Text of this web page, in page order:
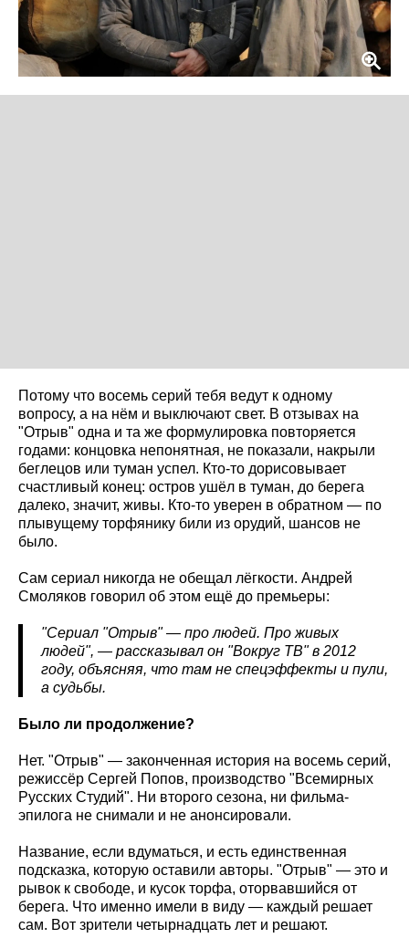
Потому что восемь серий тебя ведут к одному
вопросу, а на нём и выключают свет. В отзывах на
"Отрыв" одна и та же формулировка повторяется
годами: концовка непонятная, не показали, накрыли
беглецов или туман успел. Кто-то дорисовывает
счастливый конец: остров ушёл в туман, до берега
далеко, значит, живы. Кто-то уверен в обратном — по
плывущему торфянику били из орудий, шансов не
было.
Сам сериал никогда не обещал лёгкости. Андрей
Смоляков говорил об этом ещё до премьеры:
"Сериал "Отрыв" — про людей. Про живых
людей", — рассказывал он "Вокруг ТВ" в 2012
году, объясняя, что там не спецэффекты и пули,
а судьбы.
Было ли продолжение?
Нет. "Отрыв" — законченная история на восемь серий,
режиссёр Сергей Попов, производство "Всемирных
Русских Студий". Ни второго сезона, ни фильма-
эпилога не снимали и не анонсировали.
Название, если вдуматься, и есть единственная
подсказка, которую оставили авторы. "Отрыв" — это и
рывок к свободе, и кусок торфа, оторвавшийся от
берега. Что именно имели в виду — каждый решает
сам. Вот зрители четырнадцать лет и решают.